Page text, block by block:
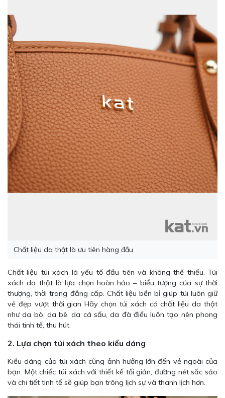
Chất liệu da thật là ưu tiên hàng đầu
Chất liệu túi xách là yếu tố đầu tiên và không thể thiếu. Túi
xách da thật là lựa chọn hoàn hảo – biểu tượng của sự thời
thượng, thời trang đẳng cấp. Chất liệu bền bỉ giúp túi luôn giữ
vẻ đẹp vượt thời gian Hãy chọn túi xách có chất liệu da thật
như da bò, da bê, da cá sấu, da đà điểu luôn tạo nên phong
thái tinh tế, thu hút.
2. Lựa chọn túi xách theo kiểu dáng
Kiểu dáng của túi xách cũng ảnh hưởng lớn đến vẻ ngoài của
bạn. Một chiếc túi xách với thiết kế tối giản, đường nét sắc sảo
và chi tiết tinh tế sẽ giúp bạn trông lịch sự và thanh lịch hơn.